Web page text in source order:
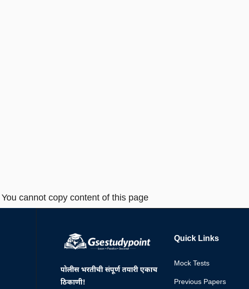
You cannot copy content of this page
पोलीस भरतीची संपूर्ण तयारी एकाच
ठिकाणी!
Quick Links
Mock Tests
Previous Papers